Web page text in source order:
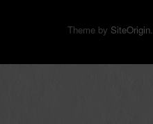
Theme by SiteOrigin.